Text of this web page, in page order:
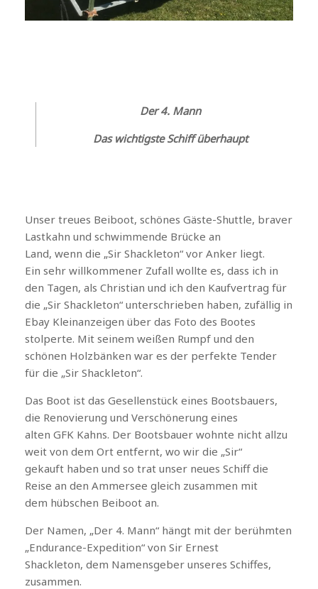
Der 4. Mann
Das wichtigste Schiff überhaupt
Unser treues Beiboot, schönes Gäste-Shuttle, braver
Lastkahn und schwimmende Brücke an
Land, wenn die „Sir Shackleton“ vor Anker liegt.
Ein sehr willkommener Zufall wollte es, dass ich in
den Tagen, als Christian und ich den Kaufvertrag für
die „Sir Shackleton“ unterschrieben haben, zufällig in
Ebay Kleinanzeigen über das Foto des Bootes
stolperte. Mit seinem weißen Rumpf und den
schönen Holzbänken war es der perfekte Tender
für die „Sir Shackleton“.
Das Boot ist das Gesellenstück eines Bootsbauers,
die Renovierung und Verschönerung eines
alten GFK Kahns. Der Bootsbauer wohnte nicht allzu
weit von dem Ort entfernt, wo wir die „Sir“
gekauft haben und so trat unser neues Schiff die
Reise an den Ammersee gleich zusammen mit
dem hübschen Beiboot an.
Der Namen, „Der 4. Mann“ hängt mit der berühmten
„Endurance-Expedition“ von Sir Ernest
Shackleton, dem Namensgeber unseres Schiffes,
zusammen.